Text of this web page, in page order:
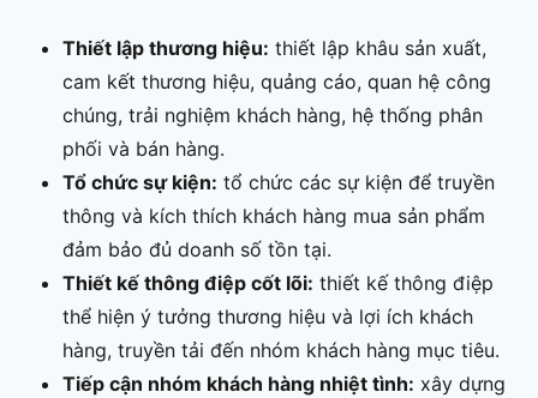
Thiết lập thương hiệu: thiết lập khâu sản xuất,
cam kết thương hiệu, quảng cáo, quan hệ công
chúng, trải nghiệm khách hàng, hệ thống phân
phối và bán hàng.
Tổ chức sự kiện: tổ chức các sự kiện để truyền
thông và kích thích khách hàng mua sản phẩm
đảm bảo đủ doanh số tồn tại.
Thiết kế thông điệp cốt lõi: thiết kế thông điệp
thể hiện ý tưởng thương hiệu và lợi ích khách
hàng, truyền tải đến nhóm khách hàng mục tiêu.
Tiếp cận nhóm khách hàng nhiệt tình: xây dựng